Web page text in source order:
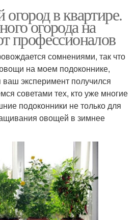
в квартире.
огорода на
профессионалов
сомнениями, так что
на моем подоконнике,
эксперимент получился
советами тех, кто уже многие
подоконники не только для
овощей в зимнее